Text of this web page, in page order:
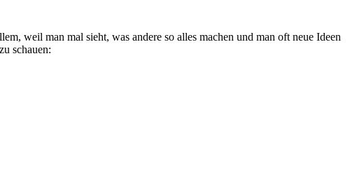
weil man mal sieht, was andere so alles machen und man oft neue Ideen
schauen: